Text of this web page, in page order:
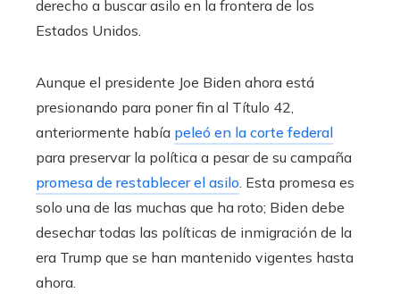
derecho a buscar asilo en la frontera de los
Estados Unidos.
Aunque el presidente Joe Biden ahora está
presionando para poner fin al Título 42,
anteriormente había peleó en la corte federal
para preservar la política a pesar de su campaña
promesa de restablecer el asilo . Esta promesa es
solo una de las muchas que ha roto; Biden debe
desechar todas las políticas de inmigración de la
era Trump que se han mantenido vigentes hasta
ahora.